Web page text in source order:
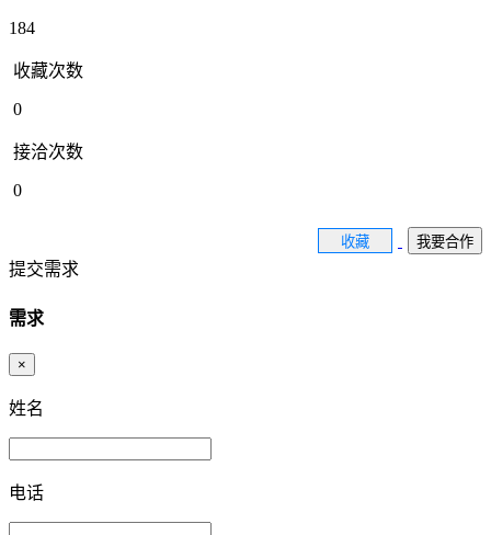
184
收藏次数
0
接洽次数
0
收藏 我要合作
提交需求
需求
×
姓名
电话